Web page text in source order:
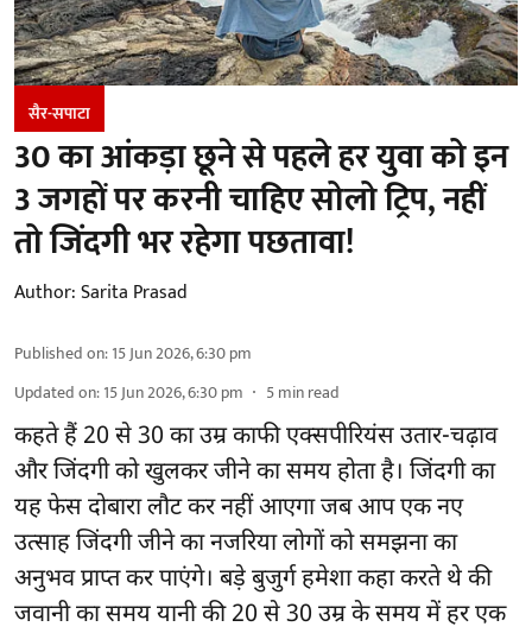
सैर-सपाटा
30 का आंकड़ा छूने से पहले हर युवा को इन
3 जगहों पर करनी चाहिए सोलो ट्रिप, नहीं
तो जिंदगी भर रहेगा पछतावा!
Author:Sarita Prasad
Published on:15 Jun 2026, 6:30 pm
Updated on:15 Jun 2026, 6:30 pm 5min read
कहते हैं 20 से 30 का उम्र काफी एक्सपीरियंस उतार-चढ़ाव
और जिंदगी को खुलकर जीने का समय होता है। जिंदगी का
यह फेस दोबारा लौट कर नहीं आएगा जब आप एक नए
उत्साह जिंदगी जीने का नजरिया लोगों को समझना का
अनुभव प्राप्त कर पाएंगे। बड़े बुजुर्ग हमेशा कहा करते थे की
जवानी का समय यानी की 20 से 30 उम्र के समय में हर एक